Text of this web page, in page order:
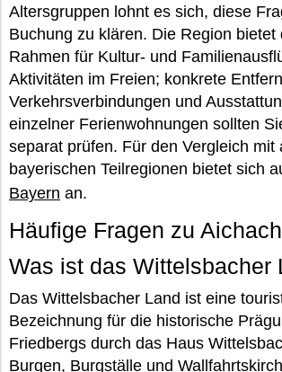
Altersgruppen lohnt es sich, diese
Buchung zu klären. Die Region bietet
Rahmen für Kultur- und
Aktivitäten im Freien; konkrete
Verkehrsverbindungen und
einzelner Ferienwohnungen sollten
separat prüfen. Für den Vergleich mit
bayerischen Teilregionen bietet sich
Bayern an.
Häufige Fragen zu
Was ist das Wittelsbacher
Das Wittelsbacher Land ist eine
Bezeichnung für die historische
Friedbergs durch das Haus
Burgen, Burgställe und